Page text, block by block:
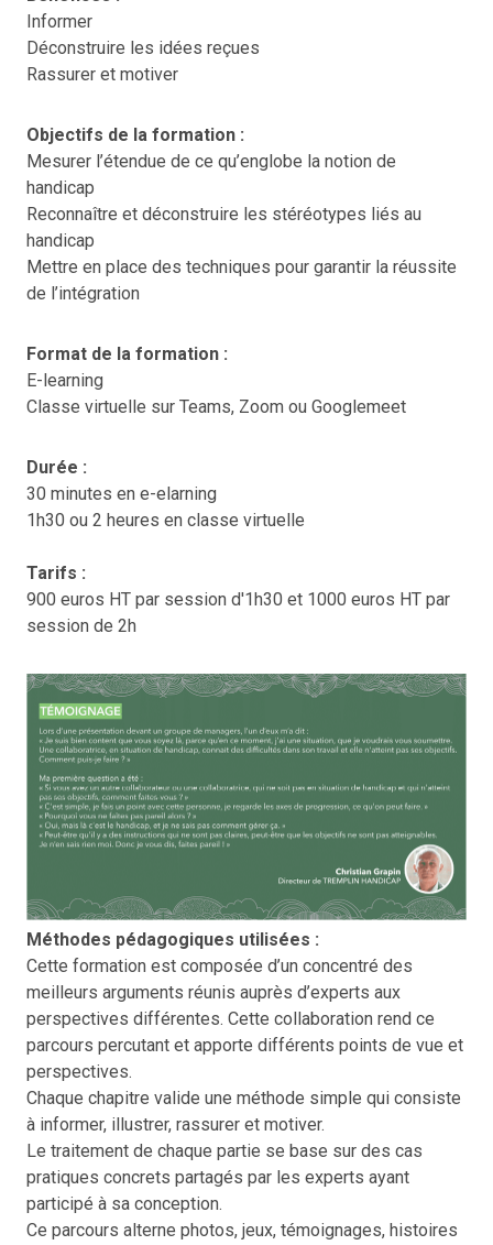
Informer
Déconstruire les idées reçues
Rassurer et motiver
Objectifs de la formation :
Mesurer l’étendue de ce qu’englobe la notion de
handicap
Reconnaître et déconstruire les stéréotypes liés au
handicap
Mettre en place des techniques pour garantir la réussite
de l’intégration
Format de la formation :
E-learning
Classe virtuelle sur Teams, Zoom ou Googlemeet
Durée :
30 minutes en e-elarning
1h30 ou 2 heures en classe virtuelle
Tarifs :
900 euros HT par session d'1h30 et 1000 euros HT par
session de 2h
Méthodes pédagogiques utilisées :
Cette formation est composée d’un concentré des
meilleurs arguments réunis auprès d’experts aux
perspectives différentes. Cette collaboration rend ce
parcours percutant et apporte différents points de vue et
perspectives.
Chaque chapitre valide une méthode simple qui consiste
à informer, illustrer, rassurer et motiver.
Le traitement de chaque partie se base sur des cas
pratiques concrets partagés par les experts ayant
participé à sa conception.
Ce parcours alterne photos, jeux, témoignages, histoires